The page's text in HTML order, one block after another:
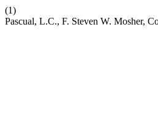
(1)
Pascual, L.C., F. Steven W. Mosher,